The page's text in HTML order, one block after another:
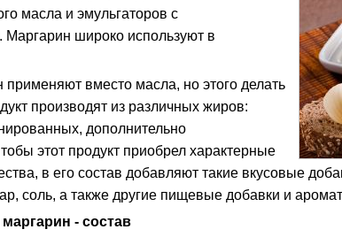
масла и эмульгаторов с
Маргарин широко используют в
применяют вместо масла, но этого делать
производят из различных жиров:
дополнительно
этот продукт приобрел характерные
в его состав добавляют такие вкусовые
соль, а также другие пищевые добавки и
- состав